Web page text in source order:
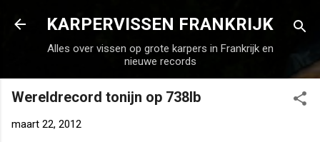
Doorgaan naar hoofdcontent
KARPERVISSEN FRANKRIJK
Alles over vissen op grote karpers in Frankrijk en
nieuwe records
Wereldrecord tonijn op 738lb
maart 22, 2012